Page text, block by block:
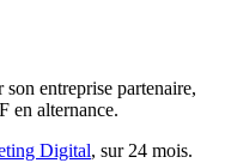
son entreprise partenaire,
en alternance.
Digital, sur 24 mois.